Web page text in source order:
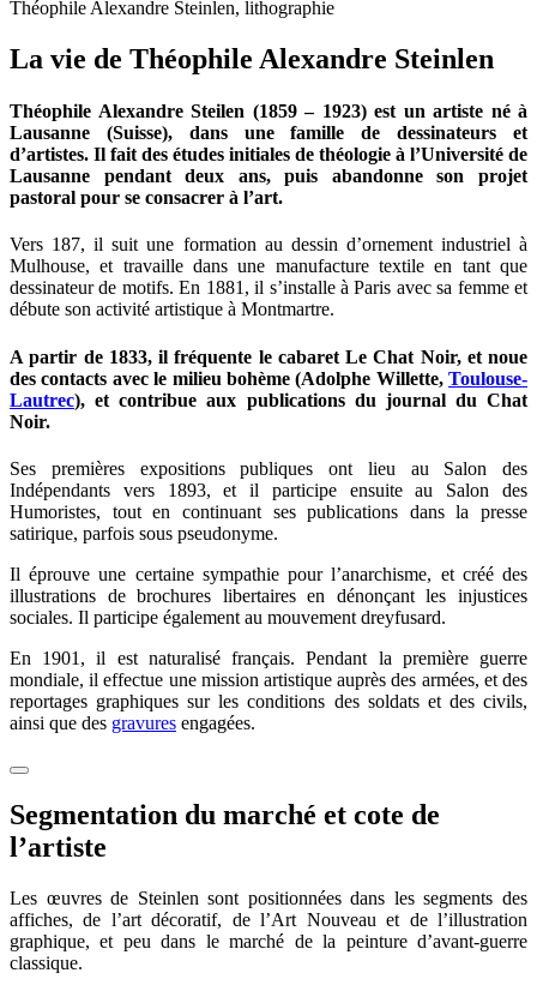
Théophile Alexandre Steinlen, lithographie
La vie de Théophile Alexandre Steinlen
Théophile Alexandre Steilen (1859 – 1923) est un artiste né à
Lausanne (Suisse), dans une famille de dessinateurs et
d’artistes. Il fait des études initiales de théologie à l’Université de
Lausanne pendant deux ans, puis abandonne son projet
pastoral pour se consacrer à l’art.
Vers 187, il suit une formation au dessin d’ornement industriel à
Mulhouse, et travaille dans une manufacture textile en tant que
dessinateur de motifs. En 1881, il s’installe à Paris avec sa femme et
débute son activité artistique à Montmartre.
A partir de 1833, il fréquente le cabaret Le Chat Noir, et noue
des contacts avec le milieu bohème (Adolphe Willette, Toulouse-
Lautrec), et contribue aux publications du journal du Chat
Noir.
Ses premières expositions publiques ont lieu au Salon des
Indépendants vers 1893, et il participe ensuite au Salon des
Humoristes, tout en continuant ses publications dans la presse
satirique, parfois sous pseudonyme.
Il éprouve une certaine sympathie pour l’anarchisme, et créé des
illustrations de brochures libertaires en dénonçant les injustices
sociales. Il participe également au mouvement dreyfusard.
En 1901, il est naturalisé français. Pendant la première guerre
mondiale, il effectue une mission artistique auprès des armées, et des
reportages graphiques sur les conditions des soldats et des civils,
ainsi que des gravures engagées.
Segmentation du marché et cote de
l’artiste
Les œuvres de Steinlen sont positionnées dans les segments des
affiches, de l’art décoratif, de l’Art Nouveau et de l’illustration
graphique, et peu dans le marché de la peinture d’avant-guerre
classique.